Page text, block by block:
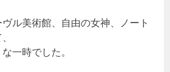
ル美術館、自由の女神、ノート
一時でした。